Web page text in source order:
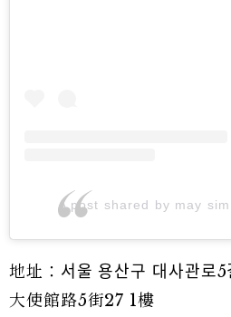
A post shared by may
地址：서울 용산구 대사관로
大使館路5街27 1樓